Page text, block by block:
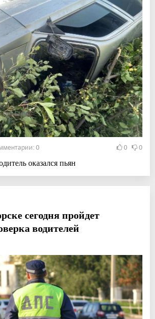
0 0 0
оказался пьян
сегодня пройдет
водителей